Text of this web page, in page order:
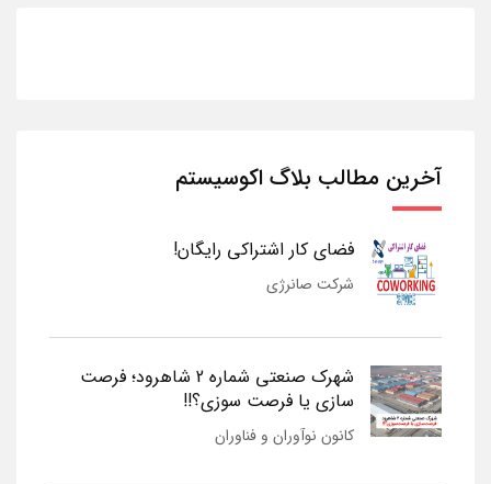
آخرین مطالب بلاگ اکوسیستم
فضای کار اشتراکی رایگان!
شرکت صانرژی
شهرک صنعتی شماره 2 شاهرود؛ فرصت
سازی یا فرصت سوزی؟!!
کانون نوآوران و فناوران